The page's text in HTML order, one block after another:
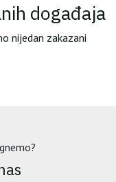
događaja
nijedan zakazani